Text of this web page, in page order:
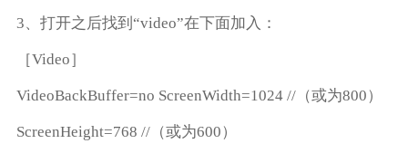
3、打开之后找到“video”在下面加入：
［Video］
VideoBackBuffer=no ScreenWidth=1024 //（或为800）
ScreenHeight=768 //（或为600）